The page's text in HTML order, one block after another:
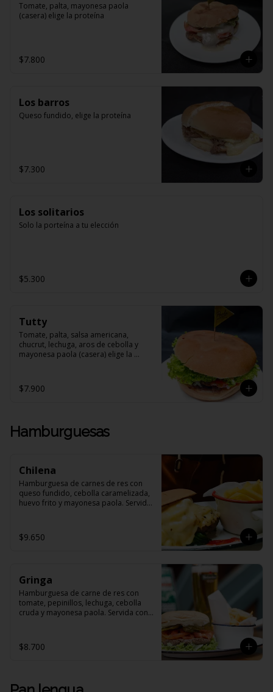
Tomate, palta, mayonesa paola
(casera) elige la proteína
$7.800
Los barros
Queso fundido, elige la proteína
$7.300
Los solitarios
Solo la porteína a tu elección
$5.300
Tutty
Tomate, palta, salsa americana,
chucrut, lechuga, aros de cebolla y
mayonesa paola (casera) elige la
$7.900
Hamburguesas
Chilena
Hamburguesa de carnes de res con
queso fundido, cebolla caramelizada,
huevo frito y mayonesa paola. Servida
$9.650
Gringa
Hamburguesa de carne de res con
tomate, pepinillos, lechuga, cebolla
cruda y mayonesa paola. Servida con
$8.700